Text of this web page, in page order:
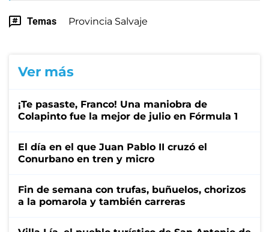
Temas Provincia Salvaje
Ver más
¡Te pasaste, Franco! Una maniobra de
Colapinto fue la mejor de julio en Fórmula 1
El día en el que Juan Pablo II cruzó el
Conurbano en tren y micro
Fin de semana con trufas, buñuelos, chorizos
a la pomarola y también carreras